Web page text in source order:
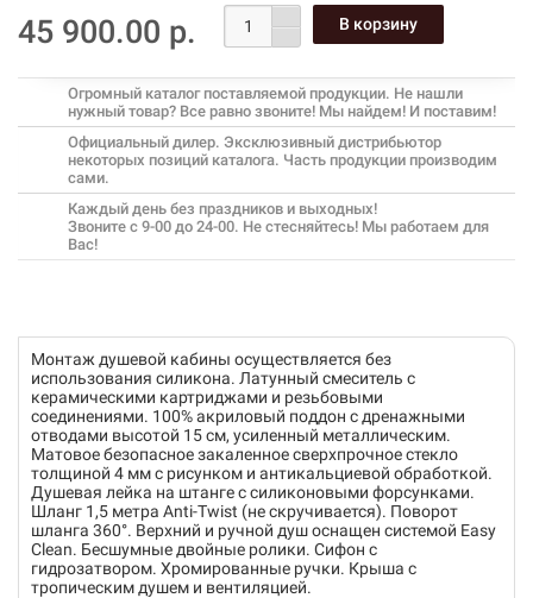
45 900.00 р.
Огромный каталог поставляемой продукции. Не нашли
нужный товар? Все равно звоните! Мы найдем! И поставим!
Официальный дилер. Эксклюзивный дистрибьютор
некоторых позиций каталога. Часть продукции производим
сами.
Каждый день без праздников и выходных!
Звоните с 9-00 до 24-00. Не стесняйтесь! Мы работаем для
Вас!
Монтаж душевой кабины осуществляется без
использования силикона. Латунный смеситель с
керамическими картриджами и резьбовыми
соединениями. 100% акриловый поддон с дренажными
отводами высотой 15 см, усиленный металлическим.
Матовое безопасное закаленное сверхпрочное стекло
толщиной 4 мм с рисунком и антикальциевой обработкой.
Душевая лейка на штанге с силиконовыми форсунками.
Шланг 1,5 метра Anti-Twist (не скручивается). Поворот
шланга 360°. Верхний и ручной душ оснащен системой Easy
Clean. Бесшумные двойные ролики. Сифон с
гидрозатвором. Хромированные ручки. Крыша с
тропическим душем и вентиляцией.